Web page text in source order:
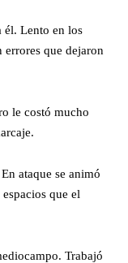
él. Lento en los
errores que dejaron
le costó mucho
ataque se animó
que el
Trabajó